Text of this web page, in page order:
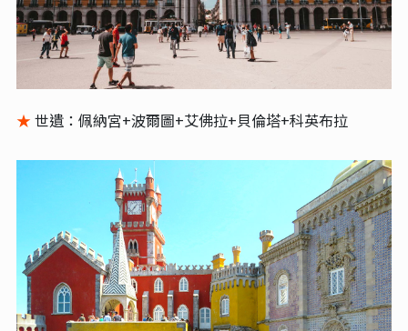
★ 世遺：佩納宮+波爾圖+艾佛拉+貝倫塔+科英布拉